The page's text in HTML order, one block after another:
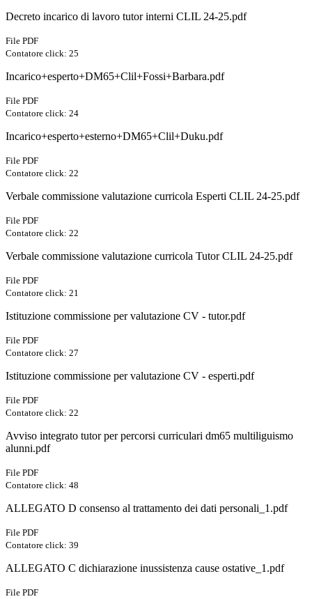
Decreto incarico di lavoro tutor interni CLIL 24-25.pdf
File PDF
Contatore click: 25
Incarico+esperto+DM65+Clil+Fossi+Barbara.pdf
File PDF
Contatore click: 24
Incarico+esperto+esterno+DM65+Clil+Duku.pdf
File PDF
Contatore click: 22
Verbale commissione valutazione curricola Esperti CLIL 24-25.pdf
File PDF
Contatore click: 22
Verbale commissione valutazione curricola Tutor CLIL 24-25.pdf
File PDF
Contatore click: 21
Istituzione commissione per valutazione CV - tutor.pdf
File PDF
Contatore click: 27
Istituzione commissione per valutazione CV - esperti.pdf
File PDF
Contatore click: 22
Avviso integrato tutor per percorsi curriculari dm65 multiliguismo
alunni.pdf
File PDF
Contatore click: 48
ALLEGATO D consenso al trattamento dei dati personali_1.pdf
File PDF
Contatore click: 39
ALLEGATO C dichiarazione inussistenza cause ostative_1.pdf
File PDF